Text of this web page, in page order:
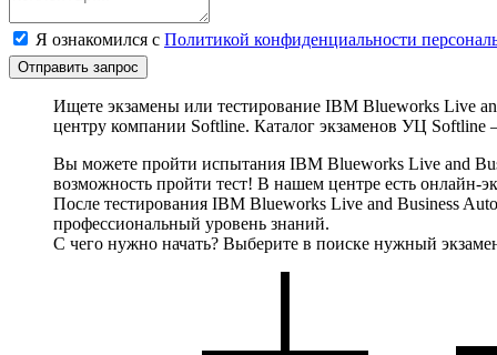
Я ознакомился с Политикой конфиденциальности
Отправить запрос
Ищете экзамены или тестирование IBM Blueworks Live
центру компании Softline. Каталог экзаменов УЦ
Вы можете пройти испытания IBM Blueworks Live and
возможность пройти тест! В нашем центре есть онлайн-
После тестирования IBM Blueworks Live and Business
профессиональный уровень знаний.
С чего нужно начать? Выберите в поиске нужный